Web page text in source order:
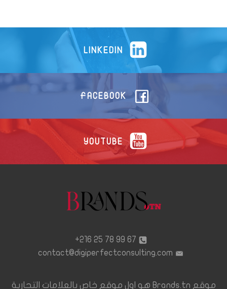
LINKEDIN
FACEBOOK
YOUTUBE
67 99 78 25 216+
contact@digiperfectconsulting.com
موقع Brands.tn هو اول موقع خاص بالعلامات التجارية